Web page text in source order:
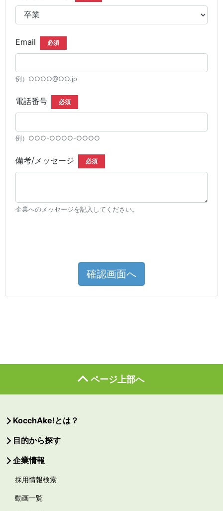
Email 必須
例）○○○○@○○.jp
電話番号 必須
例）○○○-○○○○-○○○○
備考/メッセージ 必須
企業へのメッセージを記入してください。
確認画面へ
ページ上部へ
KocchAke!とは？
目的から探す
企業情報
採用情報検索
動画一覧